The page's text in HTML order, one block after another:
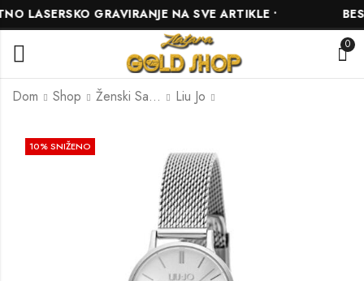
GRAVIRANJE NA SVE ARTIKLE •
0
Dom Shop Ženski Satovi Liu Jo
10% SNIŽENO